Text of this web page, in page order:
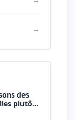
→
des
plutôt